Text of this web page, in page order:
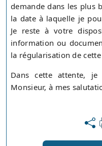
demande dans les plus
la date à laquelle je
Je reste à votre
information ou
la régularisation de
Dans cette attente, je
Monsieur, à mes